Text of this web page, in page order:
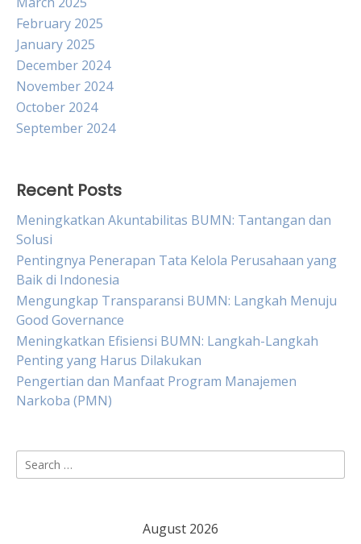
February 2025
January 2025
December 2024
November 2024
October 2024
September 2024
Recent Posts
Meningkatkan Akuntabilitas BUMN: Tantangan dan
Solusi
Pentingnya Penerapan Tata Kelola Perusahaan yang
Baik di Indonesia
Mengungkap Transparansi BUMN: Langkah Menuju
Good Governance
Meningkatkan Efisiensi BUMN: Langkah-Langkah
Penting yang Harus Dilakukan
Pengertian dan Manfaat Program Manajemen
Narkoba (PMN)
Search
for:
August 2026